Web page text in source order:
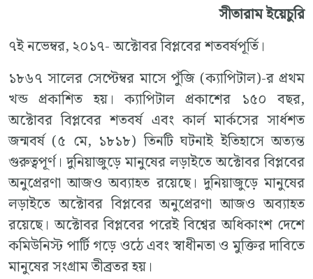
সীতারাম ইয়েচুরি
৭ই নভেম্বর, ২০১৭- অক্টোবর বিপ্লবের শতবর্ষপূর্তি।
১৮৬৭ সালের সেপ্টেম্বর মাসে পুঁজি (ক্যাপিটাল)-র প্রথম
খন্ড প্রকাশিত হয়। ক্যাপিটাল প্রকাশের ১৫০ বছর,
অক্টোবর বিপ্লবের শতবর্ষ এবং কার্ল মার্কসের সার্ধশত
জন্মবর্ষ (৫ মে, ১৮১৮) তিনটি ঘটনাই ইতিহাসে অত্যন্ত
গুরুত্বপূর্ণ। দুনিয়াজুড়ে মানুষের লড়াইতে অক্টোবর বিপ্লবের
অনুপ্রেরণা আজও অব্যাহত রয়েছে। দুনিয়াজুড়ে মানুষের
লড়াইতে অক্টোবর বিপ্লবের অনুপ্রেরণা আজও অব্যাহত
রয়েছে। অক্টোবর বিপ্লবের পরেই বিশ্বের অধিকাংশ দেশে
কমিউনিস্ট পার্টি গড়ে ওঠে এবং স্বাধীনতা ও মুক্তির দাবিতে
মানুষের সংগ্রাম তীব্রতর হয়।